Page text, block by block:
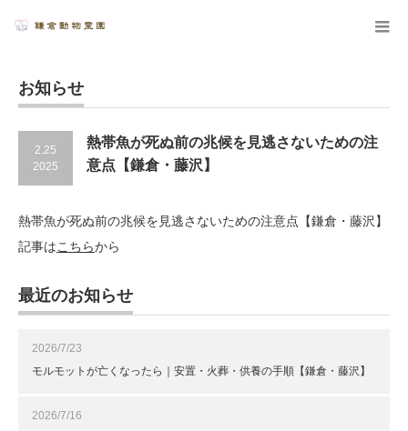
お知らせ
2.25
2025
熱帯魚が死ぬ前の兆候を見逃さないための注
意点【鎌倉・藤沢】
熱帯魚が死ぬ前の兆候を見逃さないための注意点【鎌倉・藤沢】
記事はこちらから
最近のお知らせ
2026/7/23
モルモットが亡くなったら｜安置・火葬・供養の手順【鎌倉・藤沢】
2026/7/16